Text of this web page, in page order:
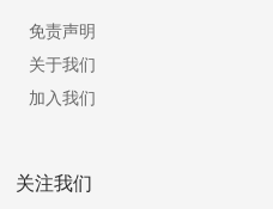
免责声明
关于我们
加入我们
关注我们